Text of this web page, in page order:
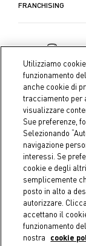
FRANCHISING
Coin S.p.A. Tax
Company data
Utilizziamo
funzionamento
anche cookie di
tracciamento per
visualizzare
Sue preferenze,
Selezionando
navigazione
interessi. Se
cookie e degli
semplicemente
posto in alto a
autorizzare.
accettano il
funzionamento
nostra
cookie